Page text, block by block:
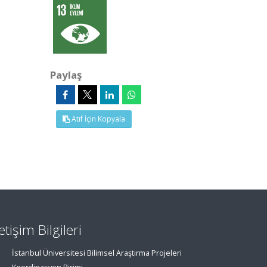
Paylaş
Atıf İçin Kopyala
Bilgileri
İstanbul Üniversitesi Bilimsel Araştırma Projeleri